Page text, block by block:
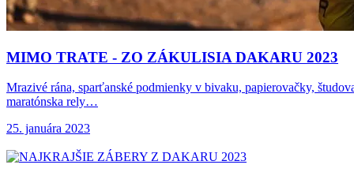
MIMO TRATE - ZO ZÁKULISIA DAKARU 2023
Mrazivé rána, sparťanské podmienky v bivaku, papierovačky,
maratónska rely…
25. januára 2023